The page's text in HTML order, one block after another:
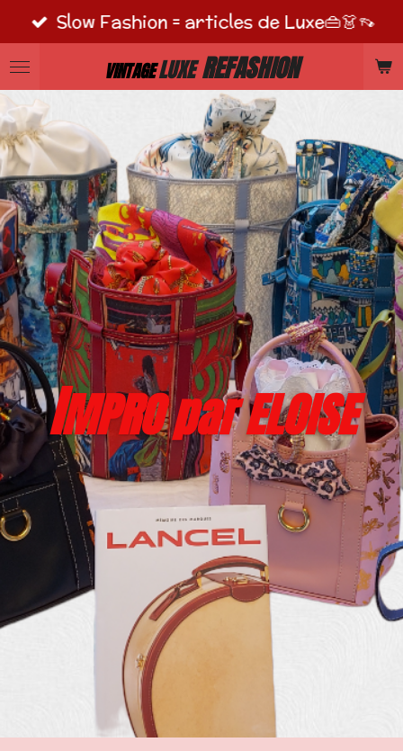
Passer
au
contenu
principal
VINTAGELUXE REFASHION
Slow Fashion = articles de Luxe👜👗👡
IMPRO par ELOISE